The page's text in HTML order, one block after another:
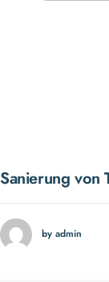
Sanierung von
by admin